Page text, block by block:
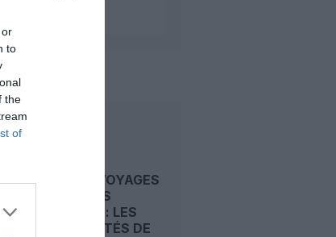
to
the
of
AUSSI
GRANDS VOYAGES
VACANCES
TRANSAT : LES
NOUVEAUTÉS DE